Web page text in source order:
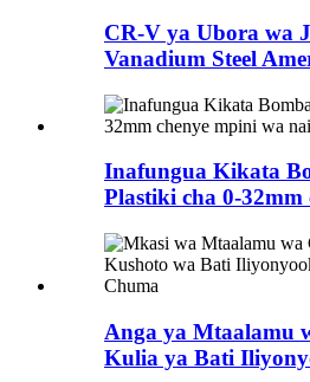
CR-V ya Ubora wa
Vanadium Steel
Inafungua Kikata
Plastiki cha 0-32mm
Anga ya Mtaalamu
Kulia ya Bati